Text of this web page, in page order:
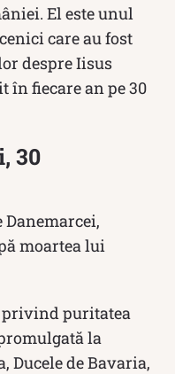
El este unul
care au fost
despre Iisus
în fiecare an pe 30
30
Danemarcei,
moartea lui
privind puritatea
la
Ducele de Bavaria,